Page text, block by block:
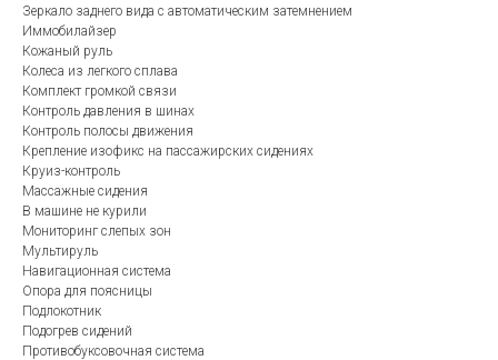
Зеркало заднего вида с автоматическим затемнением
Иммобилайзер
Кожаный руль
Колеса из легкого сплава
Комплект громкой связи
Контроль давления в шинах
Контроль полосы движения
Крепление изофикс на пассажирских сидениях
Круиз-контроль
Массажные сидения
В машине не курили
Мониторинг слепых зон
Мультируль
Навигационная система
Опора для поясницы
Подлокотник
Подогрев сидений
Противобуксовочная система